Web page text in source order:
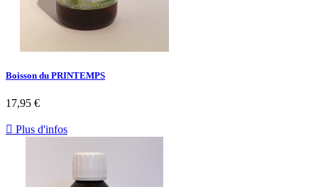
Boisson du PRINTEMPS
17,95 €
 Plus d'infos